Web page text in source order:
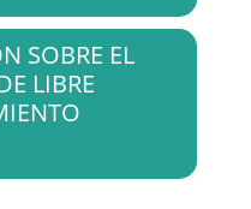
SOBRE EL
LIBRE